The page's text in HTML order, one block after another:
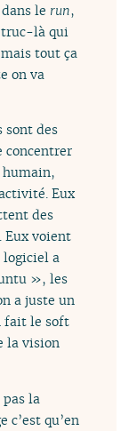
le run,
truc-là qui
tout ça
on va
sont des
concentrer
humain,
Eux
des
Eux voient
logiciel a
», les
a juste un
fait le soft
la vision
la
c’est qu’en